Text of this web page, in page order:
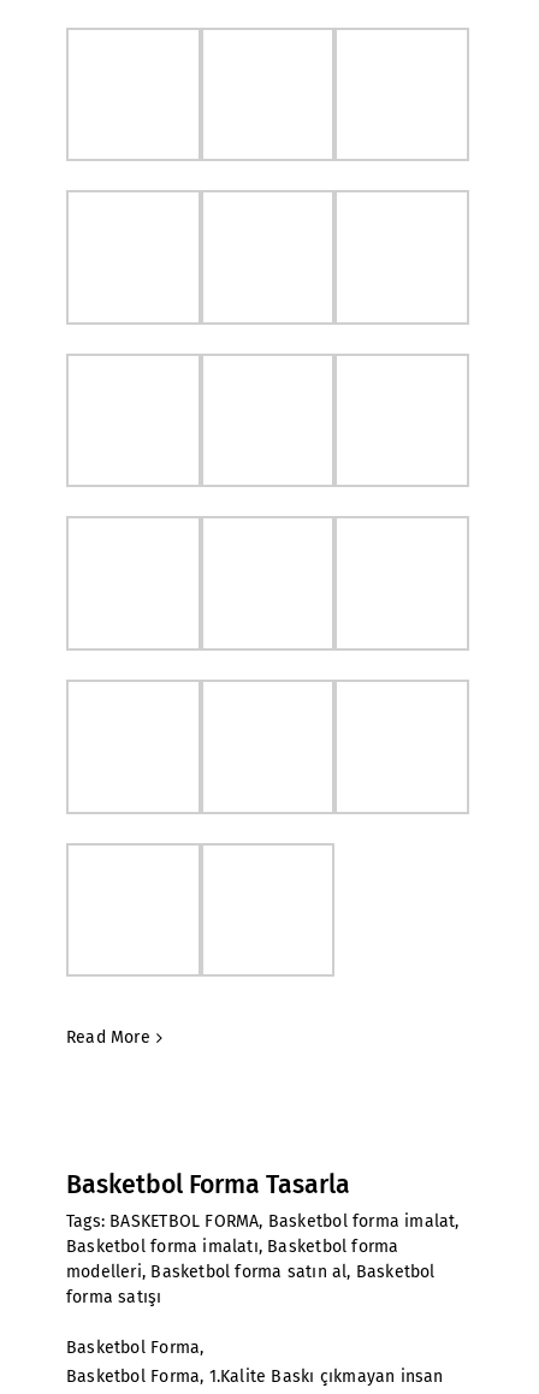
Read More
Basketbol Forma Tasarla
Tags: BASKETBOL FORMA, Basketbol forma imalat,
Basketbol forma imalatı, Basketbol forma
modelleri, Basketbol forma satın al, Basketbol
forma satışı
Basketbol Forma,
Basketbol Forma, 1.Kalite Baskı çıkmayan insan